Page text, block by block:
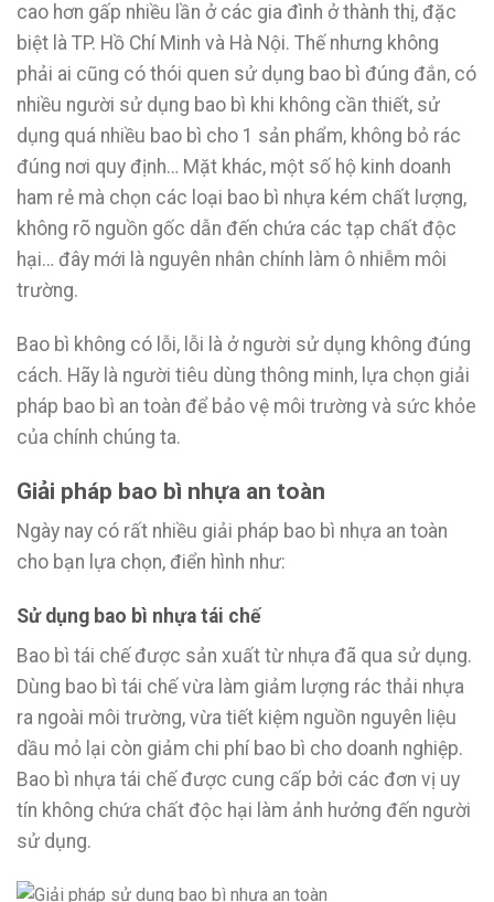
cao hơn gấp nhiều lần ở các gia đình ở thành thị, đặc
biệt là TP. Hồ Chí Minh và Hà Nội. Thế nhưng không
phải ai cũng có thói quen sử dụng bao bì đúng đắn, có
nhiều người sử dụng bao bì khi không cần thiết, sử
dụng quá nhiều bao bì cho 1 sản phẩm, không bỏ rác
đúng nơi quy định… Mặt khác, một số hộ kinh doanh
ham rẻ mà chọn các loại bao bì nhựa kém chất lượng,
không rõ nguồn gốc dẫn đến chứa các tạp chất độc
hại… đây mới là nguyên nhân chính làm ô nhiễm môi
trường.
Bao bì không có lỗi, lỗi là ở người sử dụng không đúng
cách. Hãy là người tiêu dùng thông minh, lựa chọn giải
pháp bao bì an toàn để bảo vệ môi trường và sức khỏe
của chính chúng ta.
Giải pháp bao bì nhựa an toàn
Ngày nay có rất nhiều giải pháp bao bì nhựa an toàn
cho bạn lựa chọn, điển hình như:
Sử dụng bao bì nhựa tái chế
Bao bì tái chế được sản xuất từ nhựa đã qua sử dụng.
Dùng bao bì tái chế vừa làm giảm lượng rác thải nhựa
ra ngoài môi trường, vừa tiết kiệm nguồn nguyên liệu
dầu mỏ lại còn giảm chi phí bao bì cho doanh nghiệp.
Bao bì nhựa tái chế được cung cấp bởi các đơn vị uy
tín không chứa chất độc hại làm ảnh hưởng đến người
sử dụng.